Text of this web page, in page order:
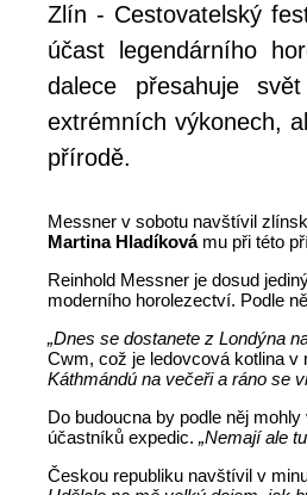
Zlín - Cestovatelský
účast legendárního
dalece přesahuje
extrémních výkonech,
přírodě.
Messner v sobotu navštívil
Martina Hladíkovámu při této
Reinhold Messner je dosud
moderního horolezectví. Podle
„Dnes se dostanete z Londýna
Cwm, což je ledovcová kotlina v
Káthmándú na večeři a ráno se
Do budoucna by podle něj
účastníků expedic.„Nemají ale
Českou republiku navštívil v